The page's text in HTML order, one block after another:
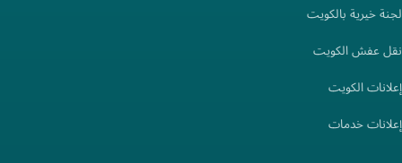
لجنة خيرية بالكويت
نقل عفش الكويت
إعلانات الكويت
إعلانات خدمات